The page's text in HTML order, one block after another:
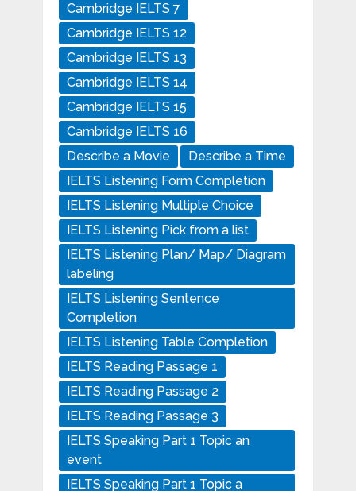
Cambridge IELTS 7
Cambridge IELTS 12
Cambridge IELTS 13
Cambridge IELTS 14
Cambridge IELTS 15
Cambridge IELTS 16
Describe a Movie
Describe a Time
IELTS Listening Form Completion
IELTS Listening Multiple Choice
IELTS Listening Pick from a list
IELTS Listening Plan/ Map/ Diagram
labeling
IELTS Listening Sentence
Completion
IELTS Listening Table Completion
IELTS Reading Passage 1
IELTS Reading Passage 2
IELTS Reading Passage 3
IELTS Speaking Part 1 Topic an
event
IELTS Speaking Part 1 Topic a